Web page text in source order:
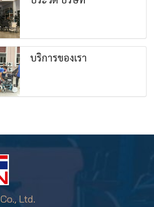
บริการของเรา
Co., Ltd.